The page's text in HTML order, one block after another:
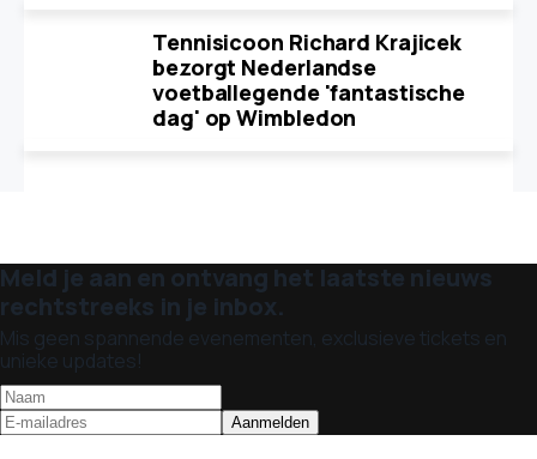
Tennisicoon Richard Krajicek
bezorgt Nederlandse
voetballegende 'fantastische
dag' op Wimbledon
Meld je aan en ontvang het laatste nieuws
rechtstreeks in je inbox.
Mis geen spannende evenementen, exclusieve tickets en
unieke updates!